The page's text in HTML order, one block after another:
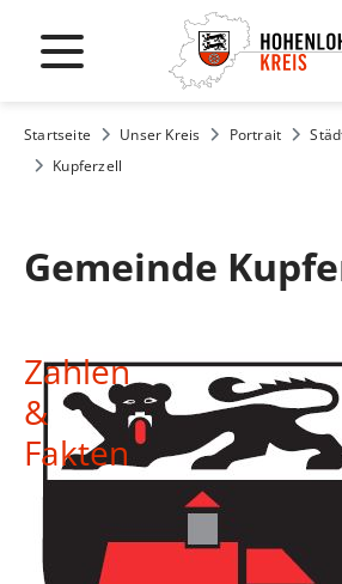
Startseite Unser Kreis Portrait
Kupferzell
Gemeinde
Zahlen
&
Fakten